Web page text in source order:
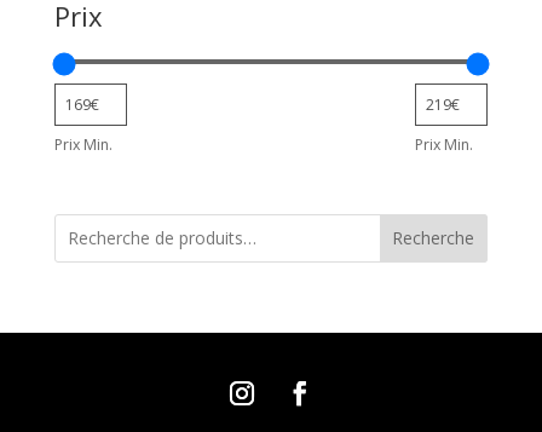
Prix
Prix Min. Prix Min.
Recherche